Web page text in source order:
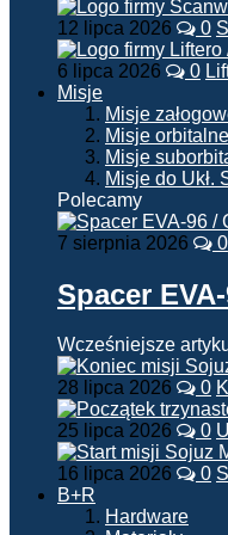
12 lipca 2026 0
6 lipca 2026 0
Misje
Misje
Misje orbitalne
Misje
Misje do Ukł.
Polecamy
7 sierpnia 2026 0
Spacer
Wcześniejsze
28 lipca 2026 0
25 lipca 2026 0
16 lipca 2026 0
B+R
Hardware